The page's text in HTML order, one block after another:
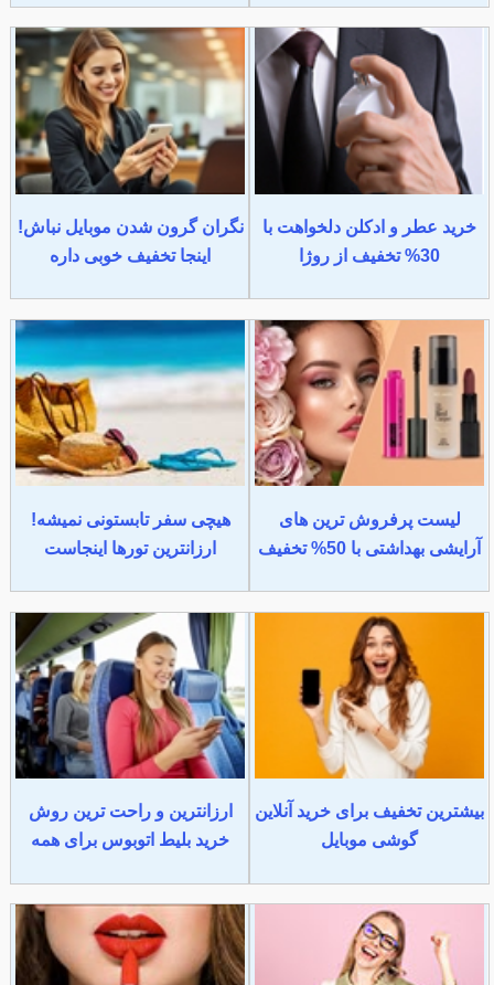
خرید عطر و ادکلن دلخواهت با
30% تخفیف از روژا
نگران گرون شدن موبایل نباش!
اینجا تخفیف خوبی داره
لیست پرفروش ترین های
آرایشی بهداشتی با 50% تخفیف
هیچی سفر تابستونی نمیشه!
ارزانترین تورها اینجاست
بیشترین تخفیف برای خرید آنلاین
گوشی موبایل
ارزانترین و راحت ترین روش
خرید بلیط اتوبوس برای همه